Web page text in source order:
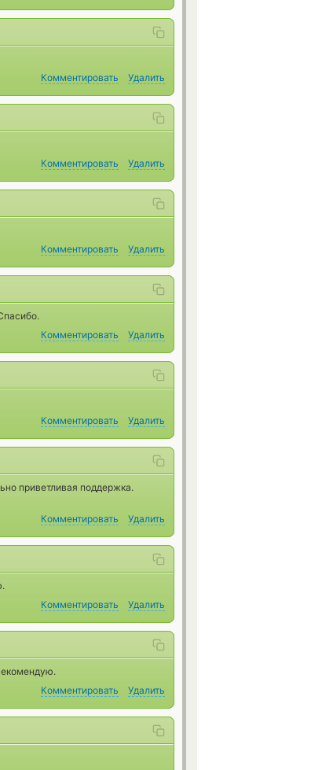
Комментировать Удалить
Комментировать Удалить
Комментировать Удалить
Комментировать Удалить
Комментировать Удалить
приветливая поддержка.
Комментировать Удалить
Комментировать Удалить
Комментировать Удалить